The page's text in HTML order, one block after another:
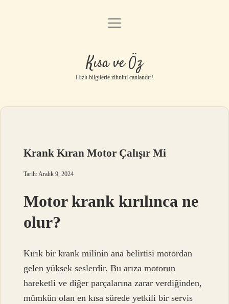
Anasayfa
Gizlilik Politikası
Yasal Uyarı
menüyü
Kısa ve Öz
Hızlı bilgilerle zihnini canlandır!
Krank Kıran Motor Çalışır Mi
Tarih: Aralık 9, 2024
Motor krank kırılınca ne
olur?
Kırık bir krank milinin ana belirtisi motordan
gelen yüksek seslerdir. Bu arıza motorun
hareketli ve diğer parçalarına zarar verdiğinden,
mümkün olan en kısa sürede yetkili bir servis